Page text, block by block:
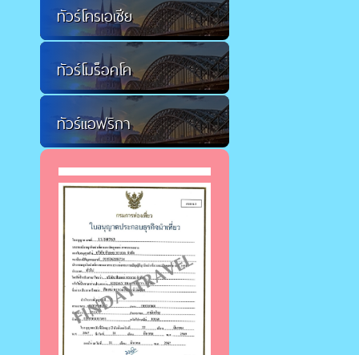
ทัวร์โครเอเชีย
ทัวร์โมร็อคโค
ทัวร์แอฟริกา